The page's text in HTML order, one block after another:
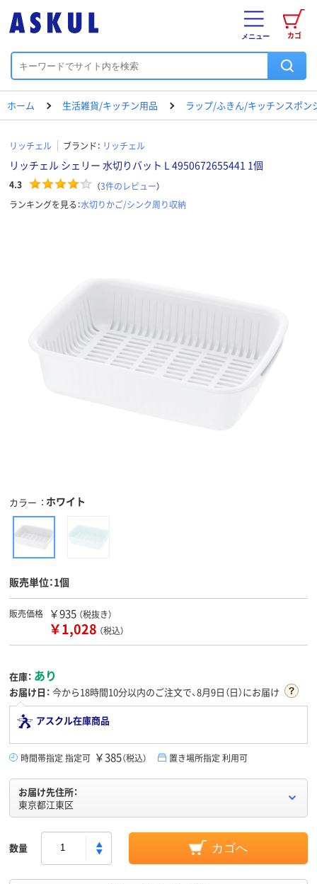
カゴ
メニュー
ホーム 生活雑貨/キッチン用品 ラップ/ふきん/キッチンスポン
リッチェル ブランド： リッチェル
リッチェル シェリー 水切りバット L 4950672655441 1個
4.3 （3件のレビュー）
ランキングを見る：水切りかご/シンク周り収納
カラー ホワイト
販売単位：1個
販売価格 ￥935 （税抜き）
￥1,028 （税込）
在庫： あり
お届け日： 今から18時間10分以内のご注文で、8月9日（日）にお届け
アスクル在庫商品
時間帯指定 指定可 ￥385（税込） 置き場所指定 利用可
お届け先住所：
東京都江東区
数量 カゴへ